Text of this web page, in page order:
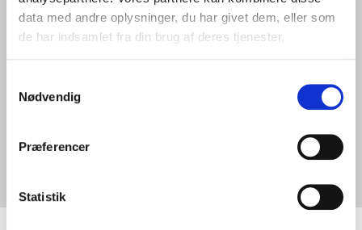
data med andre oplysninger, du har givet dem, eller som
de har indsamlet fra din brug af deres tjenester.
Nødvendig
Præferencer
Statistik